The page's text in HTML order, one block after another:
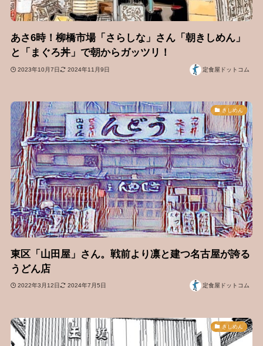
あさ6時！柳橋市場「さらしな」さん「朝きしめん」
と「まぐろ丼」で朝からガッツリ！
2023年10月7日 2024年11月9日 定食屋ドットコム
きしめん
東区「山田屋」さん。戦前より凛と建つ名古屋が誇る
うどん店
2022年3月12日 2024年7月5日 定食屋ドットコム
きしめん